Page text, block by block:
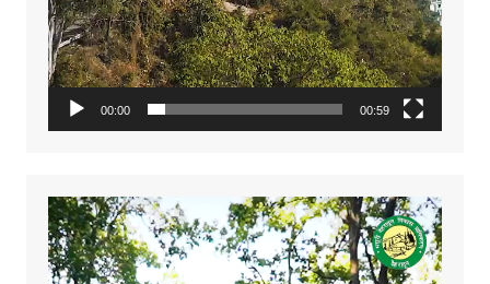
00:00 00:59
Video
Player